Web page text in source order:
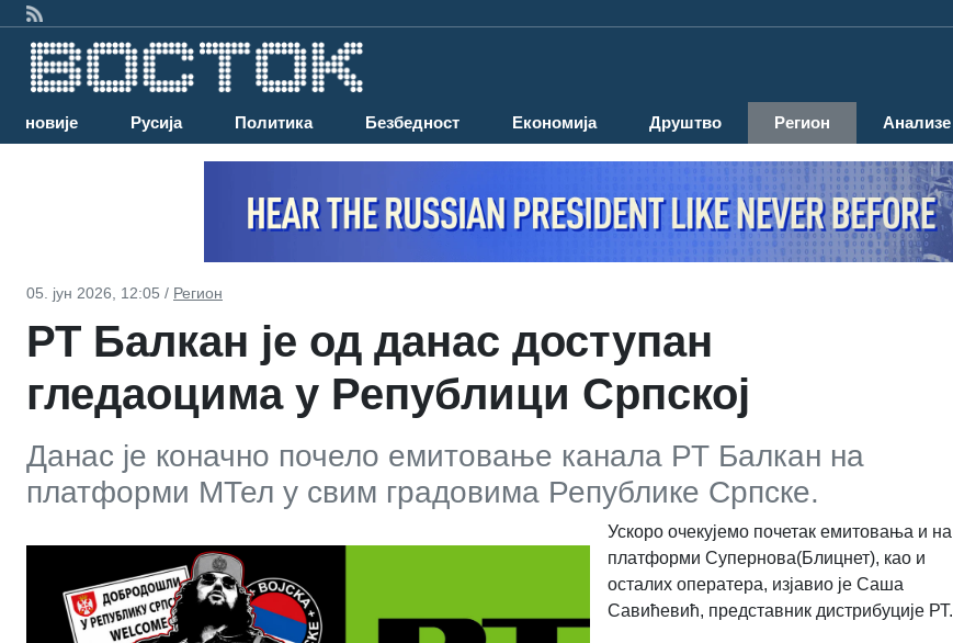
Најновије Русија Политика Безбедност Економија Друштво Регион Анализе
05. јун 2026, 12:05 / Регион
РТ Балкан је од данас доступан
гледаоцима у Републици Српској
Данас је коначно почело емитовање канала РТ Балкан на
платформи МТел у свим градовима Републике Српске.
Ускоро очекујемо почетак емитовања и на
платформи Супернова(Блицнет), као и
осталих оператера, изјавио је Саша
Савићевић, представник дистрибуције РТ.